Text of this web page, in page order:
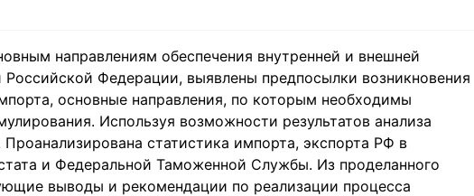
направлениям обеспечения внутренней и внешней
Российской Федерации, выявлены предпосылки возникновения
основные направления, по которым необходимы
Используя возможности результатов анализа
статистика импорта, экспорта РФ в
и Федеральной Таможенной Службы. Из проделанного
выводы и рекомендации по реализации процесса